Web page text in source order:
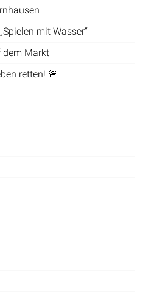
mit Wasser“
dem Markt
retten! 🚨